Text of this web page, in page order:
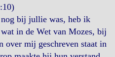
bij jullie was, heb ik
in de Wet van Mozes, bij
over mij geschreven staat in